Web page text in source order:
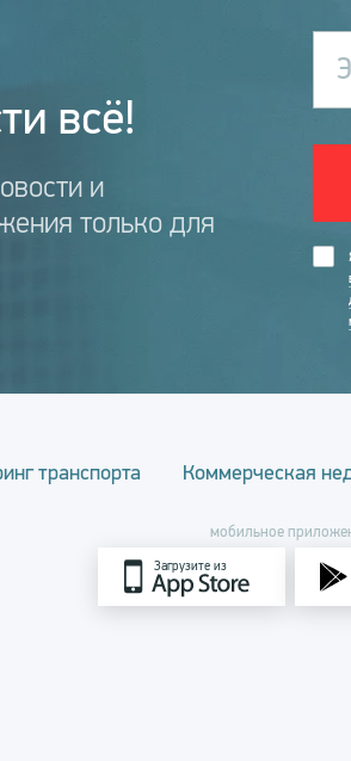
всё!
и
только для
транспорта Коммерческая
мобильное
Загрузите из